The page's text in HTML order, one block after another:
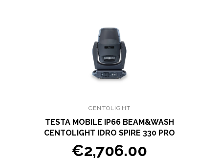
CENTOLIGHT
TESTA MOBILE IP66 BEAM&WASH
CENTOLIGHT IDRO SPIRE 330 PRO
€2,706.00